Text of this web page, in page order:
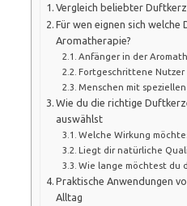
Vergleich beliebter
Für wen eignen sich welche
Aromatherapie?
Anfänger in der
Fortgeschrittene Nutzer
Menschen mit
Wie du die richtige
auswählst
Welche Wirkung
Liegt dir natürliche
Wie lange möchtest du
Praktische Anwendungen
Alltag